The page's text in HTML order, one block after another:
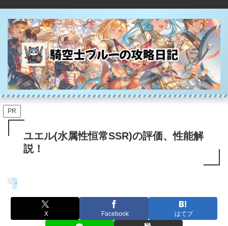
PR
ユエル(水属性恒常SSR)の評価、性能解
説！
キャラ
X Facebook はてブ